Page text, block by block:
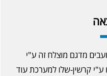
מעבים מדגם מוצלח זה ע"י
בשנת 2006 הוספו ע"י קרשין-שלו למערכת עוד